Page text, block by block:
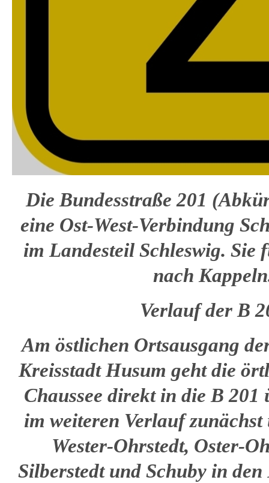
Die Bundesstraße 201
eine Ost-West-Verbindung
im Landesteil Schleswig. Sie
nach
Verlauf der B
Am östlichen Ortsausgang
Kreisstadt Husum geht die
Chaussee direkt in die B 201
im weiteren Verlauf zunächst
Wester-Ohrstedt, Oster-
Silberstedt und Schuby in den